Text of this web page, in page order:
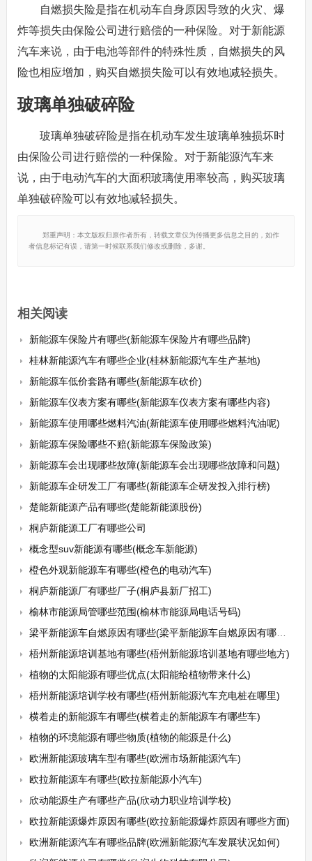
自燃损失险是指在机动车自身原因导致的火灾、爆
炸等损失由保险公司进行赔偿的一种保险。对于新能源
汽车来说，由于电池等部件的特殊性质，自燃损失的风
险也相应增加，购买自燃损失险可以有效地减轻损失。
玻璃单独破碎险
玻璃单独破碎险是指在机动车发生玻璃单独损坏时
由保险公司进行赔偿的一种保险。对于新能源汽车来
说，由于电动汽车的大面积玻璃使用率较高，购买玻璃
单独破碎险可以有效地减轻损失。
郑重声明：本文版权归原作者所有，转载文章仅为传播更多信息之目的，如作
者信息标记有误，请第一时候联系我们修改或删除，多谢。
相关阅读
新能源车保险片有哪些(新能源车保险片有哪些品牌)
桂林新能源汽车有哪些企业(桂林新能源汽车生产基地)
新能源车低价套路有哪些(新能源车砍价)
新能源车仪表方案有哪些(新能源车仪表方案有哪些内容)
新能源车使用哪些燃料汽油(新能源车使用哪些燃料汽油呢)
新能源车保险哪些不赔(新能源车保险政策)
新能源车会出现哪些故障(新能源车会出现哪些故障和问题)
新能源车企研发工厂有哪些(新能源车企研发投入排行榜)
楚能新能源产品有哪些(楚能新能源股份)
桐庐新能源工厂有哪些公司
概念型suv新能源有哪些(概念车新能源)
橙色外观新能源车有哪些(橙色的电动汽车)
桐庐新能源厂有哪些厂子(桐庐县新厂招工)
榆林市能源局管哪些范围(榆林市能源局电话号码)
梁平新能源车自燃原因有哪些(梁平新能源车自燃原因有哪些地方)
梧州新能源培训基地有哪些(梧州新能源培训基地有哪些地方)
植物的太阳能源有哪些优点(太阳能给植物带来什么)
梧州新能源培训学校有哪些(梧州新能源汽车充电桩在哪里)
横着走的新能源车有哪些(横着走的新能源车有哪些车)
植物的环境能源有哪些物质(植物的能源是什么)
欧洲新能源玻璃车型有哪些(欧洲市场新能源汽车)
欧拉新能源车有哪些(欧拉新能源小汽车)
欣动能源生产有哪些产品(欣动力职业培训学校)
欧拉新能源爆炸原因有哪些(欧拉新能源爆炸原因有哪些方面)
欧洲新能源汽车有哪些品牌(欧洲新能源汽车发展状况如何)